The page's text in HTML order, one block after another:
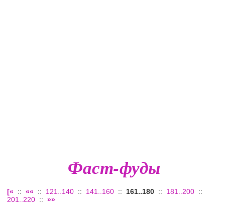
Фаст-фуды
[« :: «« :: 121..140 :: 141..160 :: 161..180 :: 181..200 ::
201..220 :: »»